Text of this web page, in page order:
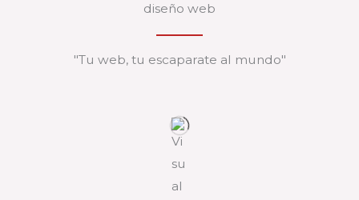
diseño web
"Tu web, tu escaparate al mundo"